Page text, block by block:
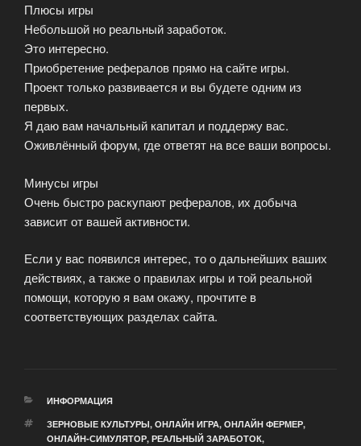
Плюсы игры
Небольшой но реальный заработок.
Это интересно.
Приобретение рефералов прямо на сайте игры.
Проект только развивается и вы будете одним из
первых.
Я даю вам начальный капитал и поддержу вас.
Оживлённый форум, где ответят на все ваши вопросы.
Минусы игры
Очень быстро раскупают рефералов, их добыча
зависит от вашей активности.
Если у вас появился интерес, то о дальнейших ваших
действиях, а также о правилах игры и той реальной
помощи, которую я вам окажу, прочтите в
соответствующих разделах сайта.
РУБРИКИ
ИНФОРМАЦИЯ
МЕТКИ
ЗЕРНОВЫЕ КУЛЬТУРЫ, ОНЛАЙН ИГРА, ОНЛАЙН ФЕРМЕР,
ОНЛАЙН-СИМУЛЯТОР, РЕАЛЬНЫЙ ЗАРАБОТОК,